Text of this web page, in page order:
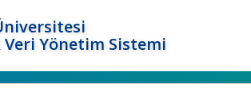
Yönetim Sistemi